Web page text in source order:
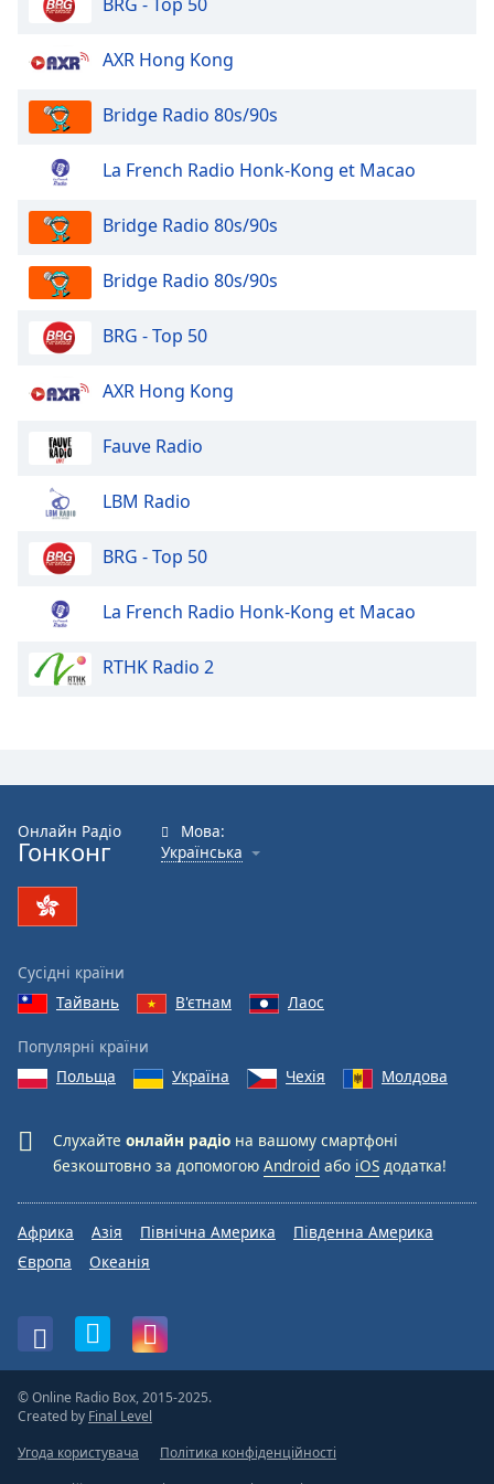
Close
End
dialog
AXR Hong Kong
Bridge Radio 80s/90s
La French Radio Honk-Kong et Macao
Bridge Radio 80s/90s
Bridge Radio 80s/90s
BRG - Top 50
AXR Hong Kong
Fauve Radio
LBM Radio
BRG - Top 50
La French Radio Honk-Kong et Macao
RTHK Radio 2
Онлайн Радіо
Гонконг
Мова:
Українська
Сусідні країни
Тайвань
В'єтнам Лаос
Популярні країни
Польща
Україна Чехія Молдова
Слухайте онлайн радіо на вашому смартфоні
безкоштовно за допомогою Android або iOS додатка!
Африка Азія Північна Америка
Південна Америка
Європа
Океанія
© Online Radio Box, 2015-2025.
Created by Final Level
Угода користувача
Політика конфіденційності